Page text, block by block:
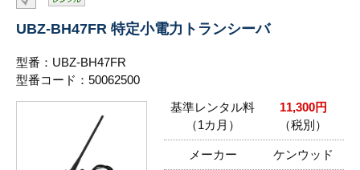
UBZ-BH47FR 特定小電力トランシーバ
型番：UBZ-BH47FR
型番コード：50062500
基準レンタル料
（1カ月）
11,300円
（税別）
メーカー ケンウッド